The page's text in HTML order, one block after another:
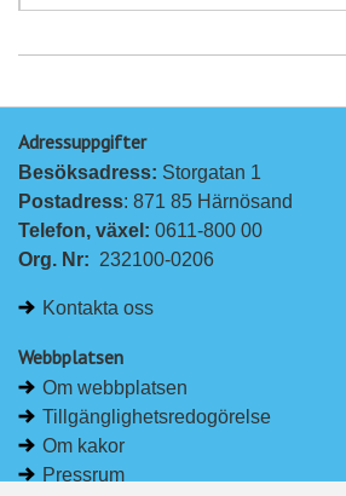
Adressuppgifter
Besöksadress: Storgatan 1
Postadress: 871 85 Härnösand
Telefon, växel: 0611-800 00
Org. Nr: 232100-0206
Kontakta oss
Webbplatsen
Om webbplatsen
Tillgänglighetsredogörelse
Om kakor
Pressrum